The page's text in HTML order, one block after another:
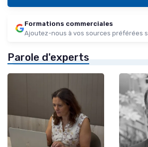
Formations commerciales
Ajoutez-nous à vos sources préférées
Parole d'experts